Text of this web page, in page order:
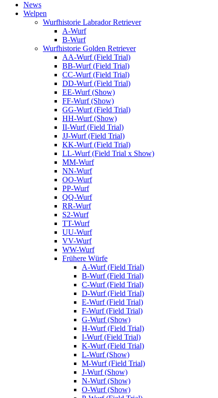
News
Welpen
Wurfhistorie Labrador Retriever
A-Wurf
B-Wurf
Wurfhistorie Golden Retriever
AA-Wurf (Field Trial)
BB-Wurf (Field Trial)
CC-Wurf (Field Trial)
DD-Wurf (Field Trial)
EE-Wurf (Show)
FF-Wurf (Show)
GG-Wurf (Field Trial)
HH-Wurf (Show)
II-Wurf (Field Trial)
JJ-Wurf (Field Trial)
KK-Wurf (Field Trial)
LL-Wurf (Field Trial x Show)
MM-Wurf
NN-Wurf
OO-Wurf
PP-Wurf
QQ-Wurf
RR-Wurf
S2-Wurf
TT-Wurf
UU-Wurf
VV-Wurf
WW-Wurf
Frühere Würfe
A-Wurf (Field Trial)
B-Wurf (Field Trial)
C-Wurf (Field Trial)
D-Wurf (Field Trial)
E-Wurf (Field Trial)
F-Wurf (Field Trial)
G-Wurf (Show)
H-Wurf (Field Trial)
I-Wurf (Field Trial)
K-Wurf (Field Trial)
L-Wurf (Show)
M-Wurf (Field Trial)
J-Wurf (Show)
N-Wurf (Show)
O-Wurf (Show)